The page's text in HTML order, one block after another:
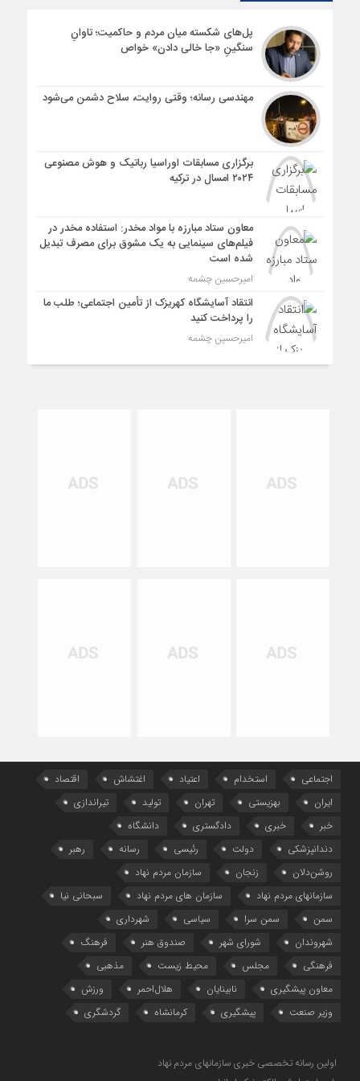
نخستین سازمان مردم‌نهاد حوزه ایثار و شهادت در کنگاور آغاز به کار
پل‌های شکسته میان مردم و حاکمیت؛ تاوانِ
سنگینِ «جا خالی دادن» خواص
مهندسی رسانه؛ وقتی روایت، سلاح دشمن می‌شود
برگزاری مسابقات اوراسیا رباتیک و هوش مصنوعی
۲۰۲۴ امسال در ترکیه
معاون ستاد مبارزه با مواد مخدر: استفاده مخدر در
فیلم‌های سینمایی به یک مشوق برای مصرف تبدیل
شده است
امیرحسین چشمه
انتقاد آسایشگاه کهریزک از تأمین اجتماعی؛ طلب ما
را پرداخت کنید
امیرحسین چشمه
اجتماعی استخدام اعتیاد اغتشاش
اقتصاد
ایران
بهزیستی تهران تولید
تیراندازی
خبر
خبری دادگستری
دانشگاه
دندانپزشکی
دولت رئیسی رسانه
رهبر
روشن‌دلان
زنجان
سازمان مردم نهاد
سازمانهای مردم نهاد
سازمان های مردم نهاد
سبحانی نیا
سمن
سمن سرا سیاسی
شهرداری
شهروندان
شورای شهر صندوق هنر
فرهنگ
فرهنگی
مجلس محیط زیست
مذهبی
معاون پیشگیری
نابینایان هلال‌احمر
ورزش
وزیر صنعت
پیشگیری کرمانشاه گردشگری
اولین رسانه تخصصی خبری سازمانهای مردم نهاد